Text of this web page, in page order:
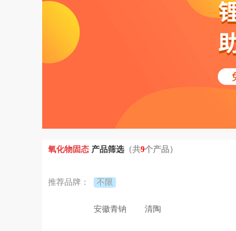
氧化物固态 产品筛选（共9个产品）
推荐品牌： 不限
安徽青钠 清陶